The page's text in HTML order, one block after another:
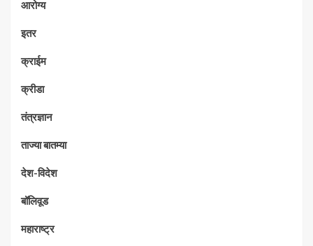
आरोग्य
इतर
क्राईम
क्रीडा
तंत्रज्ञान
ताज्या बातम्या
देश-विदेश
बॉलिवूड
महाराष्ट्र